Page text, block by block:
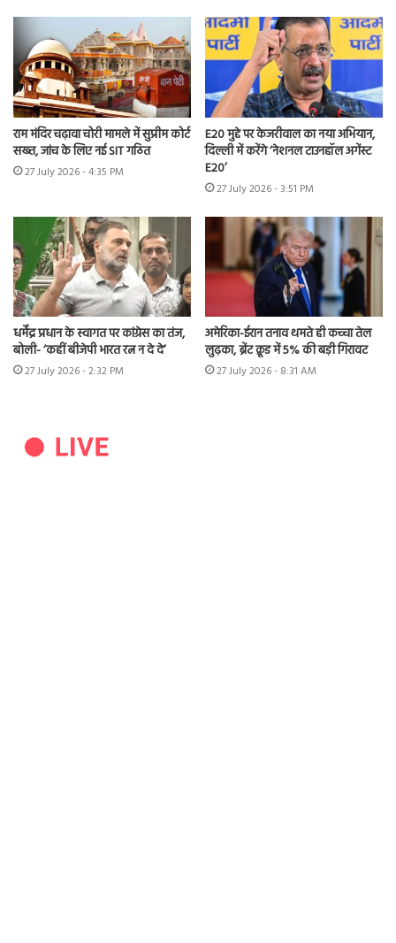
राम मंदिर चढ़ावा चोरी मामले में सुप्रीम कोर्ट
सख्त, जांच के लिए नई SIT गठित
27 July 2026 - 4:35 PM
E20 मुद्दे पर केजरीवाल का नया अभियान,
दिल्ली में करेंगे ‘नेशनल टाउनहॉल अगेंस्ट
E20’
27 July 2026 - 3:51 PM
धर्मेंद्र प्रधान के स्वागत पर कांग्रेस का तंज,
बोली- ‘कहीं बीजेपी भारत रत्न न दे दे’
27 July 2026 - 2:32 PM
अमेरिका-ईरान तनाव थमते ही कच्चा तेल
लुढ़का, ब्रेंट क्रूड में 5% की बड़ी गिरावट
27 July 2026 - 8:31 AM